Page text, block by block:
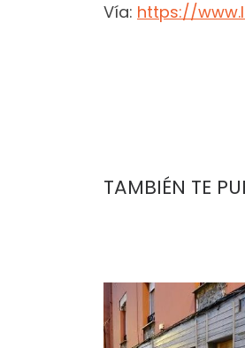
Vía: https://
TAMBIÉN TE